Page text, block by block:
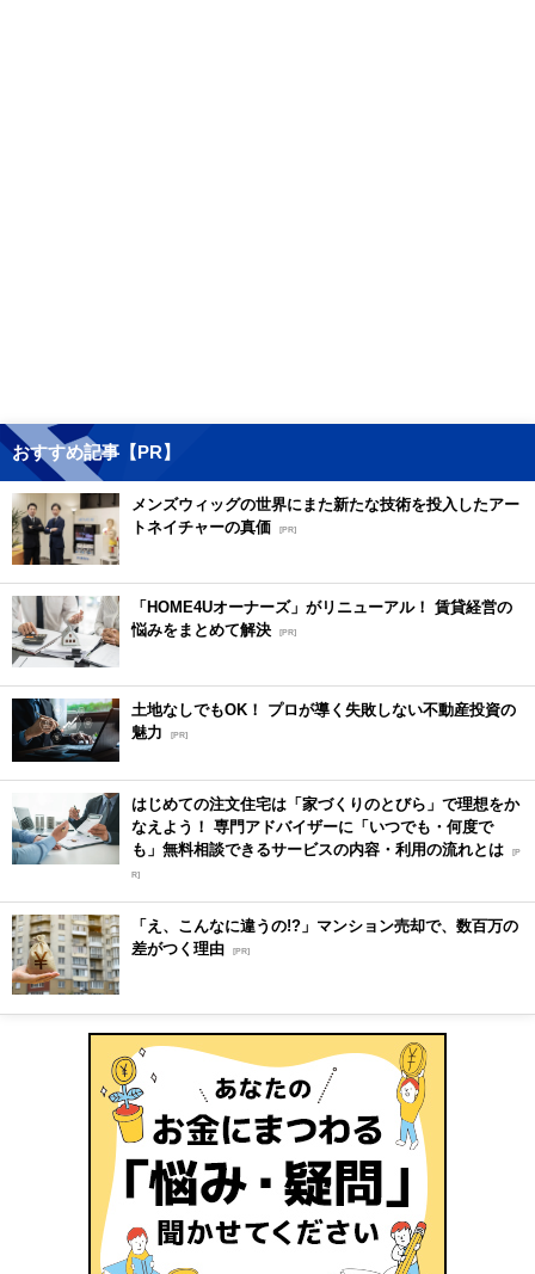
おすすめ記事【PR】
メンズウィッグの世界にまた新たな技術を投入したアー
トネイチャーの真価 [PR]
「HOME4Uオーナーズ」がリニューアル！ 賃貸経営の
悩みをまとめて解決 [PR]
土地なしでもOK！ プロが導く失敗しない不動産投資の
魅力
[PR]
はじめての注文住宅は「家づくりのとびら」で理想をか
なえよう！ 専門アドバイザーに「いつでも・何度で
も」無料相談できるサービスの内容・利用の流れとは [P
R]
「え、こんなに違うの!?」マンション売却で、数百万の
差がつく理由 [PR]